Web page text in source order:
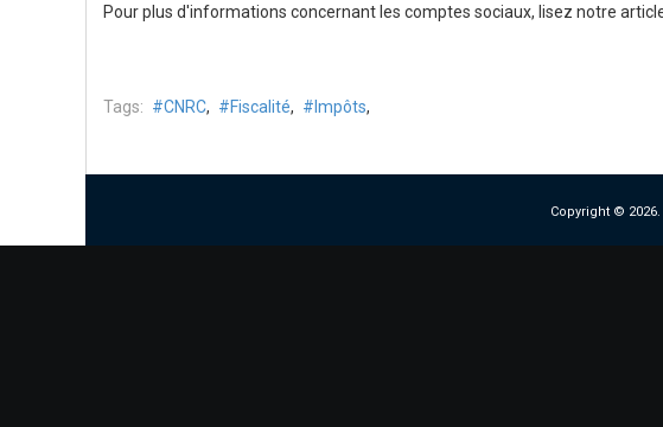
Pour plus d'informations concernant les comptes sociaux, lisez notre
Tags:
CNRC, Fiscalité, Impôts,
Copyright ©